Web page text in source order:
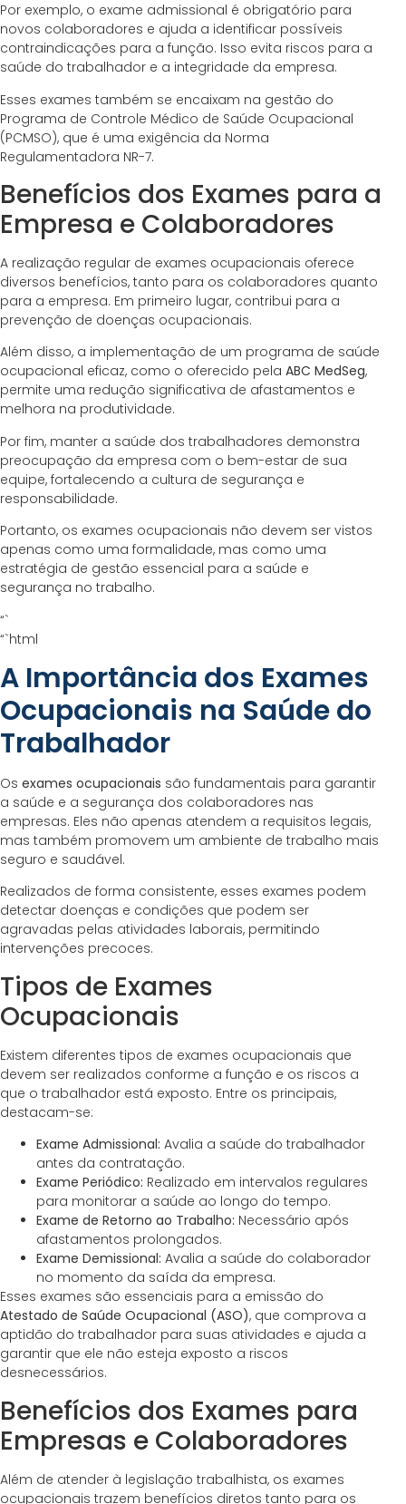
Por exemplo, o exame admissional é obrigatório para
novos colaboradores e ajuda a identificar possíveis
contraindicações para a função. Isso evita riscos para a
saúde do trabalhador e a integridade da empresa.
Esses exames também se encaixam na gestão do
Programa de Controle Médico de Saúde Ocupacional
(PCMSO), que é uma exigência da Norma
Regulamentadora NR-7.
Benefícios dos Exames para a
Empresa e Colaboradores
A realização regular de exames ocupacionais oferece
diversos benefícios, tanto para os colaboradores quanto
para a empresa. Em primeiro lugar, contribui para a
prevenção de doenças ocupacionais.
Além disso, a implementação de um programa de saúde
ocupacional eficaz, como o oferecido pela ABC MedSeg,
permite uma redução significativa de afastamentos e
melhora na produtividade.
Por fim, manter a saúde dos trabalhadores demonstra
preocupação da empresa com o bem-estar de sua
equipe, fortalecendo a cultura de segurança e
responsabilidade.
Portanto, os exames ocupacionais não devem ser vistos
apenas como uma formalidade, mas como uma
estratégia de gestão essencial para a saúde e
segurança no trabalho.
“`
“`html
A Importância dos Exames
Ocupacionais na Saúde do
Trabalhador
Os exames ocupacionais são fundamentais para garantir
a saúde e a segurança dos colaboradores nas
empresas. Eles não apenas atendem a requisitos legais,
mas também promovem um ambiente de trabalho mais
seguro e saudável.
Realizados de forma consistente, esses exames podem
detectar doenças e condições que podem ser
agravadas pelas atividades laborais, permitindo
intervenções precoces.
Tipos de Exames
Ocupacionais
Existem diferentes tipos de exames ocupacionais que
devem ser realizados conforme a função e os riscos a
que o trabalhador está exposto. Entre os principais,
destacam-se:
Exame Admissional: Avalia a saúde do trabalhador
antes da contratação.
Exame Periódico: Realizado em intervalos regulares
para monitorar a saúde ao longo do tempo.
Exame de Retorno ao Trabalho: Necessário após
afastamentos prolongados.
Exame Demissional: Avalia a saúde do colaborador
no momento da saída da empresa.
Esses exames são essenciais para a emissão do
Atestado de Saúde Ocupacional (ASO), que comprova a
aptidão do trabalhador para suas atividades e ajuda a
garantir que ele não esteja exposto a riscos
desnecessários.
Benefícios dos Exames para
Empresas e Colaboradores
Além de atender à legislação trabalhista, os exames
ocupacionais trazem benefícios diretos tanto para os